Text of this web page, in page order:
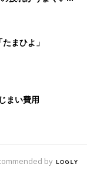
のトラブル 解決テ
まひよ」
まい費用
by